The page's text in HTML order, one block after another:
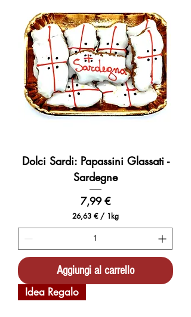
Dolci Sardi: Papassini Glassati -
Sardegne
Prezzo
7,99 €
26,63 € / 1kg
6
,
6
p
Aggiungi al carrello
Idea Regalo